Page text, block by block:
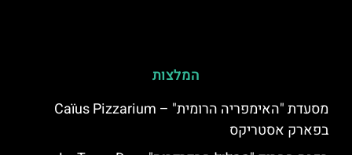
המלצות
מסעדת "האימפריה הרומית" – Caïus Pizzarium
בפארק אסטריקס